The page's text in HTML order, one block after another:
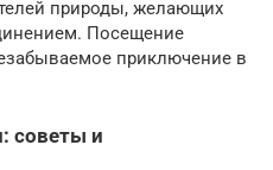
природы, желающих
Посещение
приключение в
советы и